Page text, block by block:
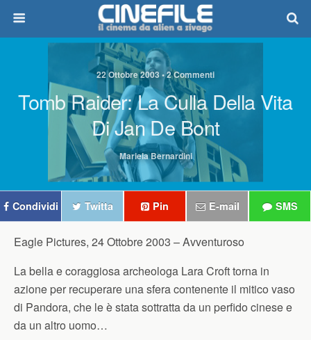
22 Ottobre 2003 • 2 Commenti
Tomb Raider: La Culla Della Vita
Di Jan De Bont
Mariela Bernardini
Condividi Twitta Pin E-mail SMS
Eagle Pictures, 24 Ottobre 2003 –Avventuroso
La bella e coraggiosa archeologa Lara Croft torna in
azione per recuperare una sfera contenente il mitico vaso
di Pandora, che le è stata sottratta da un perfido cinese e
da un altro uomo…